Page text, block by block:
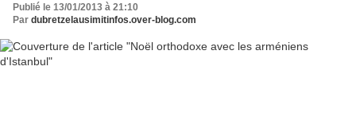
Publié le 13/01/2013 à 21:10
Par dubretzelausimitinfos.over-blog.com